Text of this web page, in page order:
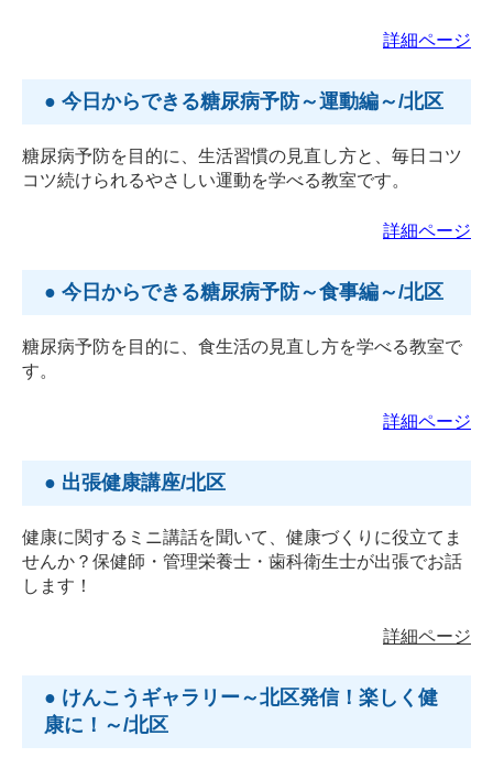
詳細ページ
● 今日からできる糖尿病予防～運動編～/北区
糖尿病予防を目的に、生活習慣の見直し方と、毎日コツ
コツ続けられるやさしい運動を学べる教室です。
詳細ページ
● 今日からできる糖尿病予防～食事編～/北区
糖尿病予防を目的に、食生活の見直し方を学べる教室で
す。
詳細ページ
● 出張健康講座/北区
健康に関するミニ講話を聞いて、健康づくりに役立てま
せんか？保健師・管理栄養士・歯科衛生士が出張でお話
します！
詳細ページ
● けんこうギャラリー～北区発信！楽しく健
康に！～/北区